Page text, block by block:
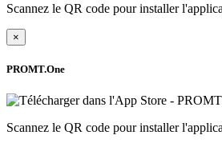
Scannez le QR code pour installer
×
PROMT.One
Scannez le QR code pour installer